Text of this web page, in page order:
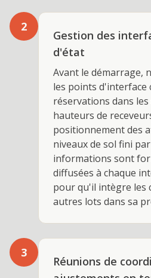
2
Gestion des
d'état
Avant le démarrage,
les points d'interface
réservations dans
hauteurs de
positionnement des
niveaux de sol fini par
informations sont
diffusées à chaque
pour qu'il intègre les
autres lots dans sa
3
Réunions de